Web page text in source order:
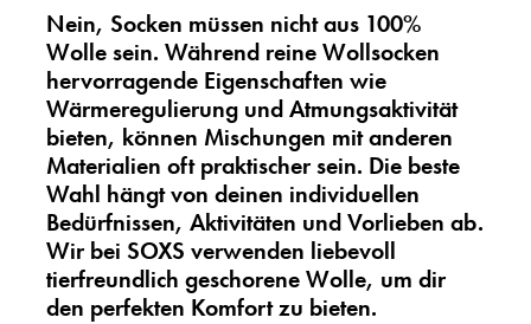
Nein, Socken müssen nicht aus 100%
Wolle sein. Während reine Wollsocken
hervorragende Eigenschaften wie
Wärmeregulierung und Atmungsaktivität
bieten, können Mischungen mit anderen
Materialien oft praktischer sein. Die beste
Wahl hängt von deinen individuellen
Bedürfnissen, Aktivitäten und Vorlieben ab.
Wir bei SOXS verwenden liebevoll
tierfreundlich geschorene Wolle, um dir
den perfekten Komfort zu bieten.